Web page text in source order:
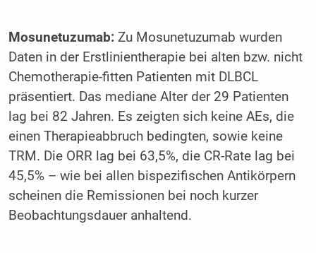
Mosunetuzumab:Zu Mosunetuzumab wurden
Daten in der Erstlinientherapie bei alten bzw. nicht
Chemotherapie-fitten Patienten mit DLBCL
präsentiert. Das mediane Alter der 29 Patienten
lag bei 82 Jahren. Es zeigten sich keine AEs, die
einen Therapieabbruch bedingten, sowie keine
TRM. Die ORR lag bei 63,5%, die CR-Rate lag bei
45,5% – wie bei allen bispezifischen Antikörpern
scheinen die Remissionen bei noch kurzer
Beobachtungsdauer anhaltend.